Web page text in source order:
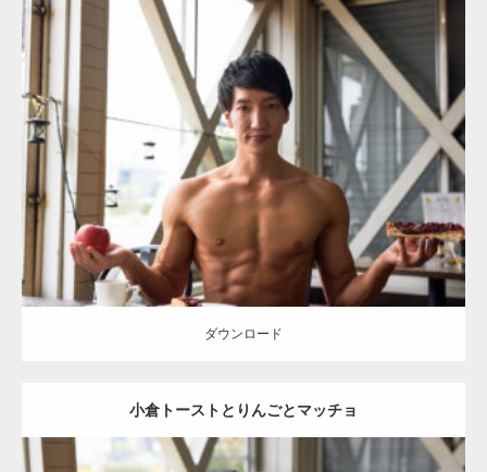
Update:2023.02.11
Category: 喫茶店のマッチョ(名古屋) その他 AKIHITO(細マッチョ)
肩
腹筋 名古屋 (愛知)
ダウンロード
ダウンロード
小倉トーストとりんごとマッチョ